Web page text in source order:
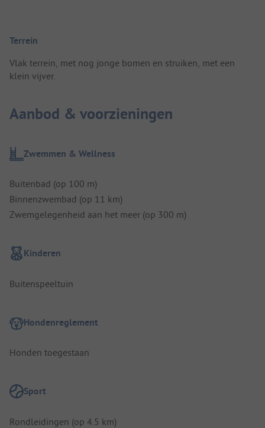
Terrein
Vlak terrein, met nog jonge bomen en struiken, met een
klein vijver.
Aanbod & voorzieningen
Zwemmen & Wellness
Buitenbad (op 100 m)
Binnenzwembad (op 11 km)
Zwemgelegenheid aan het meer (op 300 m)
Kinderen
Buitenspeeltuin
Hondenreglement
Honden toegestaan
Sport
Rondleidingen (op 4.5 km)